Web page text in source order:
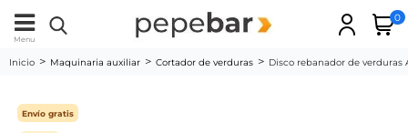
Menu
0
Inicio Maquinaria auxiliar Cortador de verduras Disco rebanador de verduras
Envío gratis